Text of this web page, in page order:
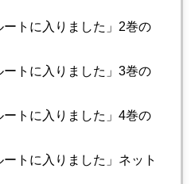
トに入りました」2巻の
トに入りました」3巻の
トに入りました」4巻の
トに入りました」ネット